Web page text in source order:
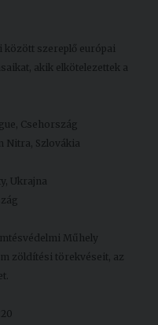
Junior
Akadémia
között szereplő európai
akik elkötelezettek a
Csehország
Nitra, Szlovákia
Ukrajna
Műhely
zöldítési törekvéseit, az